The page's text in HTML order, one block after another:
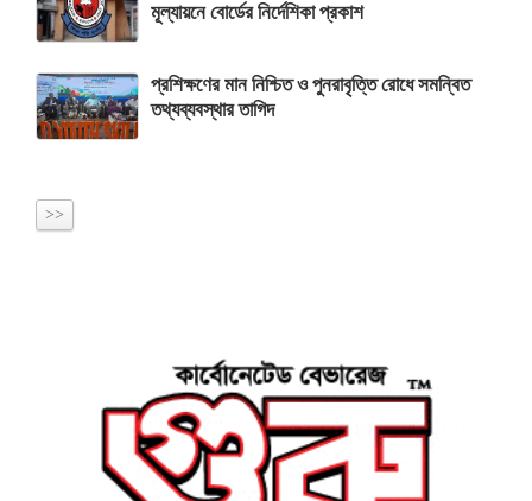
মূল্যায়নে বোর্ডের নির্দেশিকা প্রকাশ
প্রশিক্ষণের মান নিশ্চিত ও পুনরাবৃত্তি রোধে সমন্বিত
তথ্যব্যবস্থার তাগিদ
>>